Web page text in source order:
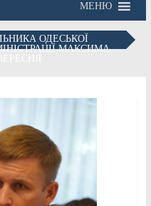
МЕНЮ
ОДЕСЬКОЇ
МАКСИМА